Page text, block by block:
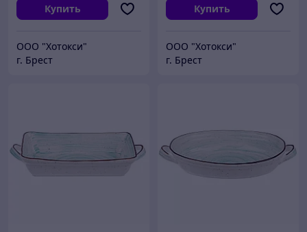
Купить
ООО "Хотокси"
г. Брест
Купить
ООО "Хотокси"
г. Брест